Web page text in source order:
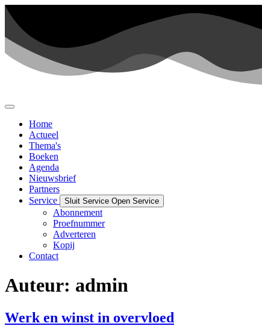
Ga
naar
inhoud
Home
Actueel
Thema's
Boeken
Agenda
Nieuwsbrief
Partners
Service
Sluit Service Open Service
Abonnement
Proefnummer
Adverteren
Kopij
Contact
Auteur: admin
Werk en winst in overvloed